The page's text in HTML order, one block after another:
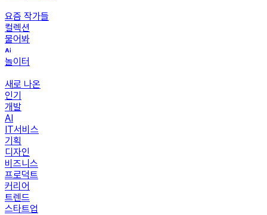
요즘 작가들
컬렉션
물어봐
놀이터
새로 나온
인기
개발
AI
IT서비스
기획
디자인
비즈니스
프로덕트
커리어
트렌드
스타트업